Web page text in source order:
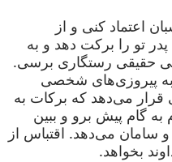
اعتماد کنی و از
پدر تو را برکت دهد و به
حقیقی رستگاری برسی.
به پیروزی‌های شخصی
قرار می‌دهد که برکات به
گام پیش برو و ببین
سامان می‌دهد. اقتباس از
بخواهد.